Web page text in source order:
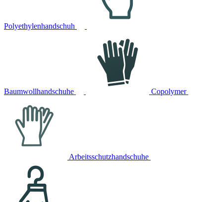
Polyethylenhandschuh
Baumwollhandschuhe Copolymer
Arbeitsschutzhandschuhe